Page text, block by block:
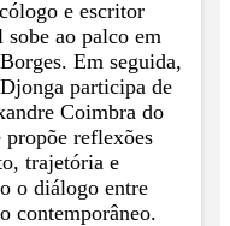
e escritor
ao palco em
Em seguida,
participa de
Coimbra do
reflexões
trajetória e
o diálogo entre
contemporâneo.